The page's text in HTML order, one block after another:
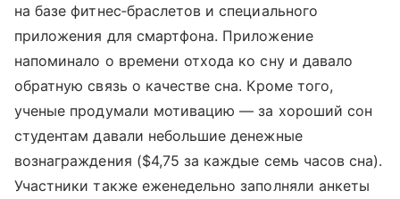
на базе фитнес‑браслетов и специального
приложения для смартфона. Приложение
напоминало о времени отхода ко сну и давало
обратную связь о качестве сна. Кроме того,
ученые продумали мотивацию — за хороший сон
студентам давали небольшие денежные
вознаграждения ($4,75 за каждые семь часов сна).
Участники также еженедельно заполняли анкеты